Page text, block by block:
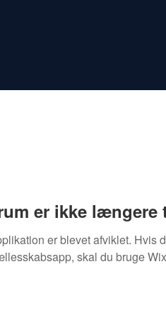
er ikke
er blevet afviklet. Hvis
skal du bruge